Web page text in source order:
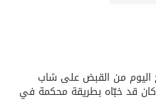
من القبض على شاب
قد خبّاه بطريقة محكمة في